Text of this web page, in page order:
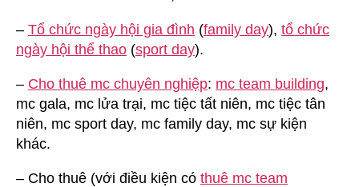
– Tổ chức ngày hội gia đình (family day), tổ chức
ngày hội thể thao (sport day).
– Cho thuê mc chuyên nghiệp: mc team building,
mc gala, mc lửa trại, mc tiệc tất niên, mc tiệc tân
niên, mc sport day, mc family day, mc sự kiện
khác.
– Cho thuê (với điều kiện có thuê mc team